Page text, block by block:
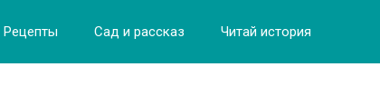
Рецепты Сад и рассказ Читай история